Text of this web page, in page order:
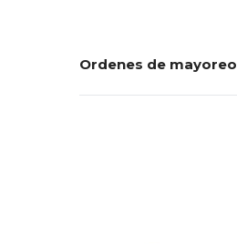
Ordenes de mayoreo